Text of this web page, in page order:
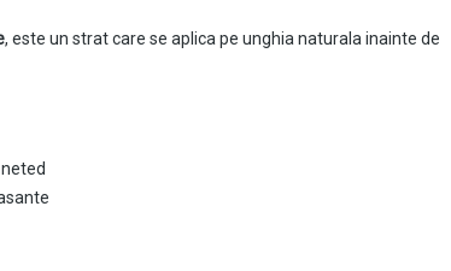
, este un strat care se aplica pe unghia naturala inainte de